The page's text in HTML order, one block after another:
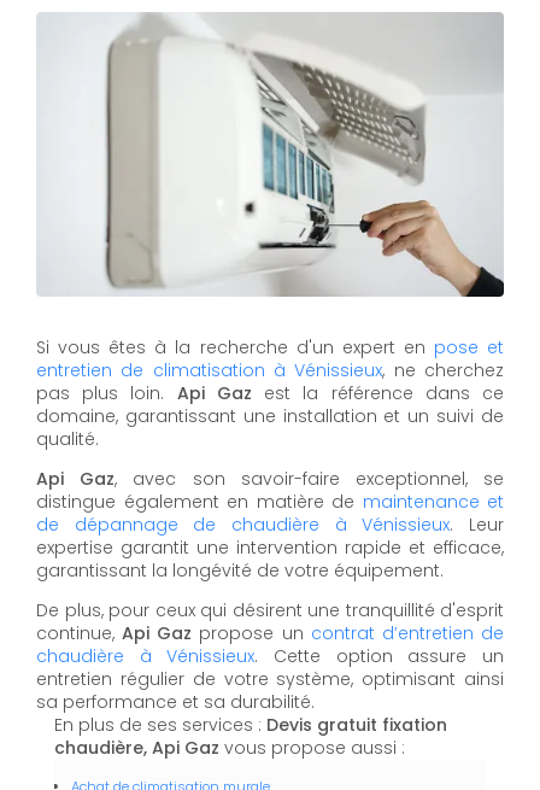
Si vous êtes à la recherche d'un expert en pose et
entretien de climatisation à Vénissieux, ne cherchez
pas plus loin. Api Gaz est la référence dans ce
domaine, garantissant une installation et un suivi de
qualité.
Api Gaz, avec son savoir-faire exceptionnel, se
distingue également en matière de maintenance et
de dépannage de chaudière à Vénissieux. Leur
expertise garantit une intervention rapide et efficace,
garantissant la longévité de votre équipement.
De plus, pour ceux qui désirent une tranquillité d'esprit
continue,Api Gaz propose un contrat d’entretien de
chaudière à Vénissieux. Cette option assure un
entretien régulier de votre système, optimisant ainsi
sa performance et sa durabilité.
En plus de ses services : Devis gratuit fixation
chaudière, Api Gaz vous propose aussi :